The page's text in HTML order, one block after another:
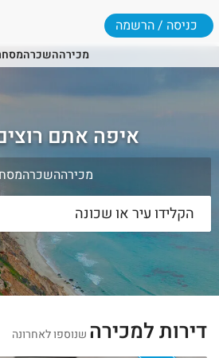
מכירההשכרה
כניסה / הרשמה
איפה אתם
מכירההשכרה
דירות למכירה שנוספו לאחרונה